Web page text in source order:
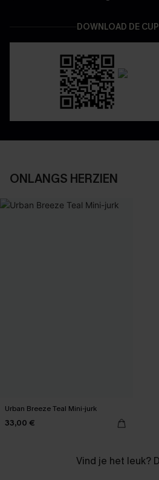
DOWNLOAD DE
ONLANGS HERZIEN
Urban Breeze Teal Mini-jurk
33,00 €
Vind je het leuk?